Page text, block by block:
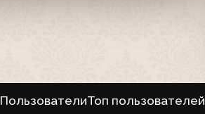
ПользователиТоп пользователей